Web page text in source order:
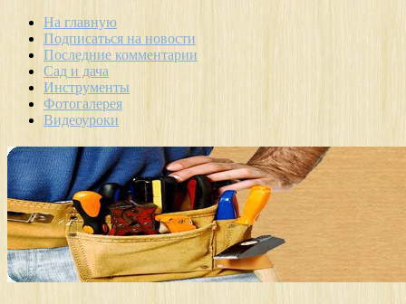
На главную
Подписаться на новости
Последние комментарии
Сад и дача
Инструменты
Фотогалерея
Видеоуроки